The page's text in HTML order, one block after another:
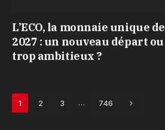
L’ECO, la monnaie unique
2027 : un nouveau départ
trop ambitieux ?
1 2 3 … 746 Next